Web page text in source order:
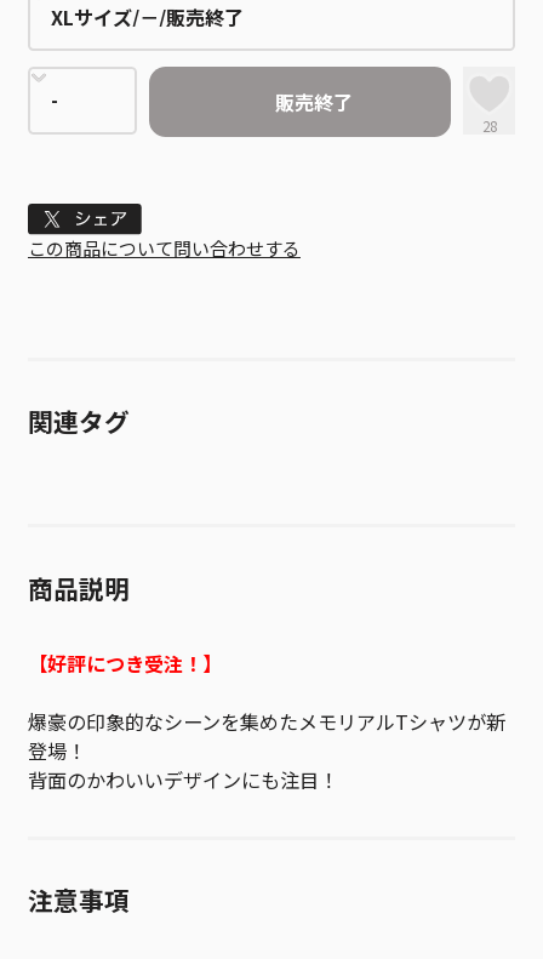
販売終了
28
Tweet
この商品について問い合わせする
関連タグ
商品説明
【好評につき受注！】
爆豪の印象的なシーンを集めたメモリアルTシャツが新
登場！
背面のかわいいデザインにも注目！
注意事項